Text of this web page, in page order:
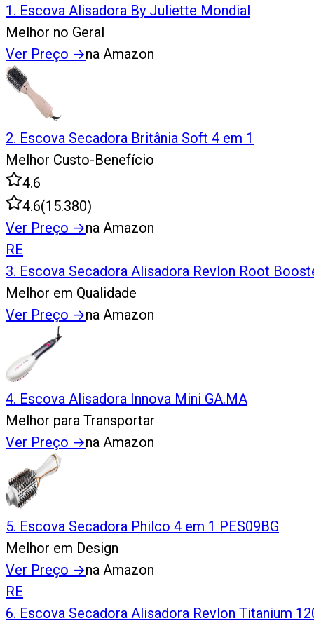
1 . Escova Alisadora By Juliette Mondial
Melhor no Geral
Ver Preço →na Amazon
2. Escova Secadora Britânia Soft 4 em 1
Melhor Custo-Benefício
4.6
4.6(15.380)
Ver Preço →na Amazon
RE
3. Escova Secadora Alisadora Revlon Root
Melhor em Qualidade
Ver Preço →na Amazon
4. Escova Alisadora Innova Mini GA.MA
Melhor para Transportar
Ver Preço →na Amazon
5. Escova Secadora Philco 4 em 1 PES09BG
Melhor em Design
Ver Preço →na Amazon
RE
6. Escova Secadora Alisadora Revlon Titanium